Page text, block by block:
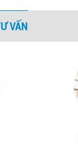
VẤN